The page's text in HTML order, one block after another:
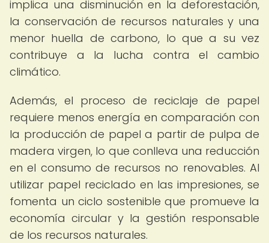
implica una disminución en la deforestación,
la conservación de recursos naturales y una
menor huella de carbono, lo que a su vez
contribuye a la lucha contra el cambio
climático.
Además, el proceso de reciclaje de papel
requiere menos energía en comparación con
la producción de papel a partir de pulpa de
madera virgen, lo que conlleva una reducción
en el consumo de recursos no renovables. Al
utilizar papel reciclado en las impresiones, se
fomenta un ciclo sostenible que promueve la
economía circular y la gestión responsable
de los recursos naturales.